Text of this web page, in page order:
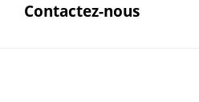
Contactez-nous